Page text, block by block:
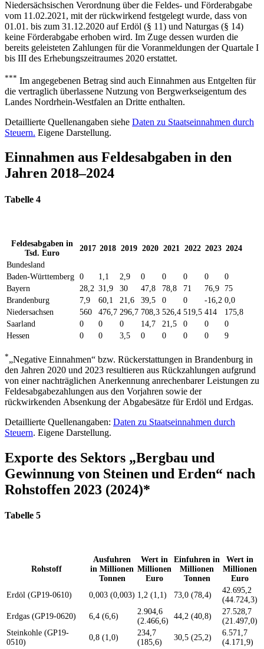
Niedersächsischen Verordnung über die Feldes- und Förderabgabe
vom 11.02.2021, mit der rückwirkend festgelegt wurde, dass von
01.01. bis zum 31.12.2020 auf Erdöl (§ 11) und Naturgas (§ 14)
keine Förderabgabe erhoben wird. Im Zuge dessen wurden die
bereits geleisteten Zahlungen für die Voranmeldungen der Quartale I
bis III des Erhebungszeitraumes 2020 erstattet.
*** Im angegebenen Betrag sind auch Einnahmen aus Entgelten für
die vertraglich überlassene Nutzung von Bergwerkseigentum des
Landes Nordrhein-Westfalen an Dritte enthalten.
Detaillierte Quellenangaben siehe Daten zu Staatseinnahmen durch
Steuern​. Eigene Darstellung.
Einnahmen aus Feldesabgaben in den
Jahren 2018–2024
Tabelle 4
Feldesabgaben in
Tsd. Euro
2017 2018 2019 2020 2021 2022 2023 2024
Bundesland
Baden-Württemberg 0 1,1 2,9 0 0 0 0
0
Bayern
28,2 31,9 30 47,8 78,8 71 76,9
75
Brandenburg
7,9 60,1 21,6 39,5 0 0 -16,2 0,0
Niedersachsen
560 476,7 296,7 708,3 526,4 519,5 414
175,8
Saarland
0 0 0 14,7 21,5 0 0
0
Hessen
0 0 3,5 0 0 0 0 9
*„Negative Einnahmen“ bzw. Rückerstattungen in Brandenburg in
den Jahren 2020 und 2023 resultieren aus Rückzahlungen aufgrund
von einer nachträglichen Anerkennung anrechenbarer Leistungen zu
Feldesabgabezahlungen aus den Vorjahren sowie der
rückwirkenden Absenkung der Abgabesätze für Erdöl und Erdgas.
Detaillierte Quellenangaben: Daten zu Staatseinnahmen durch
Steuern​. Eigene Darstellung.
Exporte des Sektors „Bergbau und
Gewinnung von Steinen und Erden“ nach
Rohstoffen 2023 (2024)*
Tabelle 5
Rohstoff
Ausfuhren
in Millionen
Tonnen
Wert in
Millionen
Euro
Einfuhren in
Millionen
Tonnen
Wert in
Millionen
Euro
Erdöl (GP19-0610)
0,003 (0,003) 1,2 (1,1) 73,0 (78,4)
42.695,2
(44.724,3)
Erdgas (GP19-0620)
6,4 (6,6)
2.904,6
(2.466,6)
44,2 (40,8)
27.528,7
(21.497,0)
Steinkohle (GP19-
0510)
0,8 (1,0)
234,7
(185,6)
30,5 (25,2)
6.571,7
(4.171,9)